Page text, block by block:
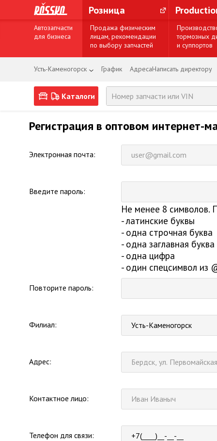
Розница
Автозапчасти
для бизнеса
Продажа физическим
лицам, рекомендации
по выбору запчастей
тормозных
и суппортов
Усть-Каменогорск График АдресаНаписать директору
Каталоги
Регистрация в оптовом интернет-
Электронная почта:
Введите пароль:
Не менее 8 символов.
- латинские буквы
- одна строчная буква
- одна заглавная буква
- одна цифра
- один спецсимвол из
Повторите пароль:
Филиал: Усть-Каменогорск
Адрес:
Контактное лицо:
Телефон для связи: